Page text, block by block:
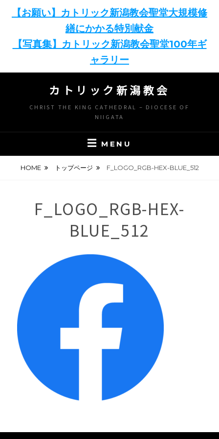
【お願い】カトリック新潟教会聖堂大規模修
繕にかかる特別献金
【写真集】カトリック新潟教会聖堂100年ギ
ャラリー
content
カトリック新潟教会
CHRIST THE KING CATHEDRAL – DIOCESE OF
NIIGATA
MENU
HOME トップページ F_LOGO_RGB-HEX-BLUE_512
F_LOGO_RGB-HEX-
BLUE_512